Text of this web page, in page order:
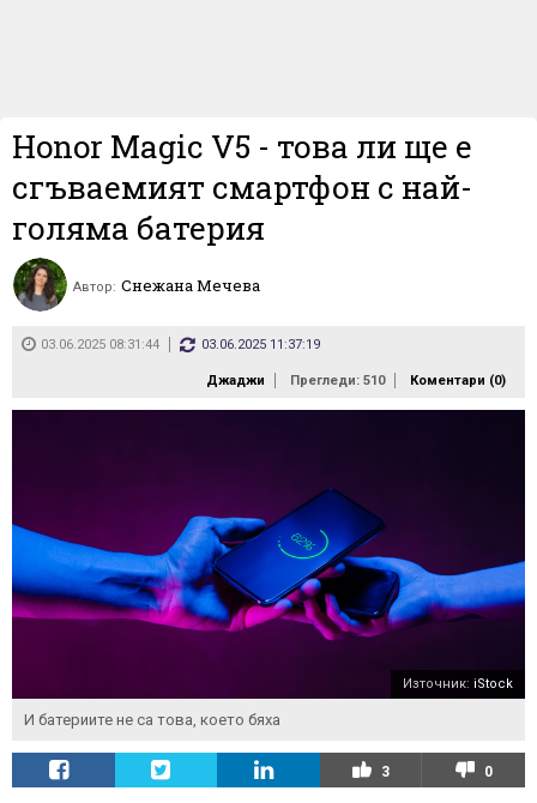
Honor Magic V5 - това ли ще е
сгъваемият смартфон с най-
голяма батерия
Автор: Снежана Мечева
03.06.2025 08:31:44 03.06.2025 11:37:19
Джаджи Прегледи: 510 Коментари (0)
Източник: iStock
И батериите не са това, което бяха
3 0